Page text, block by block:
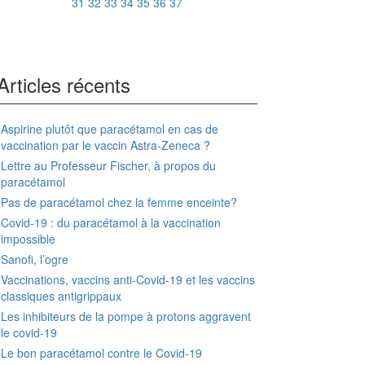
récents
Aspirine plutôt que paracétamol en cas de
vaccination par le vaccin Astra-Zeneca ?
Lettre au Professeur Fischer, à propos du
paracétamol
Pas de paracétamol chez la femme enceinte?
Covid-19 : du paracétamol à la vaccination
impossible
Sanofi, l’ogre
Vaccinations, vaccins anti-Covid-19 et les vaccins
classiques antigrippaux
Les inhibiteurs de la pompe à protons aggravent
le covid-19
Le bon paracétamol contre le Covid-19